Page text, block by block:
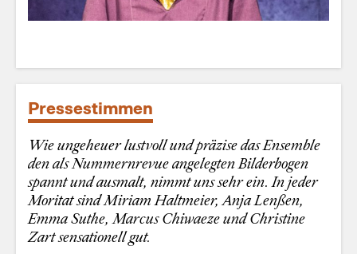
Pressestimmen
Wie ungeheuer lustvoll und präzise das Ensemble
den als Nummernrevue angelegten Bilderbogen
spannt und ausmalt, nimmt uns sehr ein. In jeder
Moritat sind Miriam Haltmeier, Anja Lenßen,
Emma Suthe, Marcus Chiwaeze und Christine
Zart sensationell gut.